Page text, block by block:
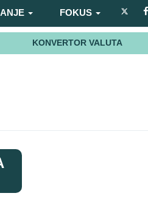
FOKUS
KONVERTOR VALUTA